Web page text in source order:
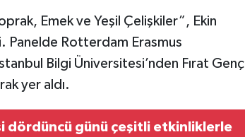
Emek ve Yeşil Çelişkiler”, Ekin
Panelde Rotterdam Erasmus
Bilgi Üniversitesi’nden Fırat Genç
yer aldı.
dördüncü günü çeşitli etkinliklerle